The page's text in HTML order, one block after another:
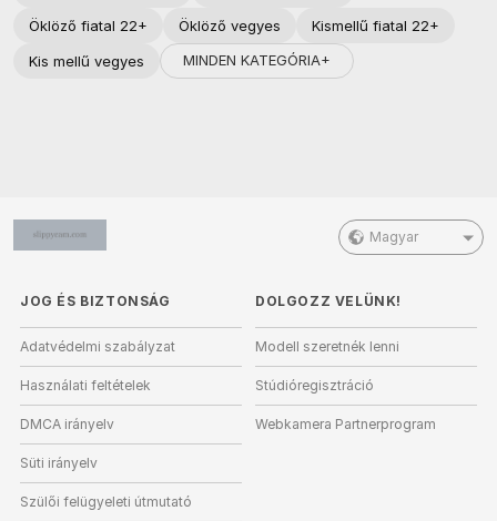
Öklöző fiatal 22+
Öklöző vegyes
Kismellű fiatal 22+
Kis mellű vegyes
MINDEN KATEGÓRIA+
Magyar
JOG ÉS BIZTONSÁG
Adatvédelmi szabályzat
Használati feltételek
DMCA irányelv
Süti irányelv
Szülői felügyeleti útmutató
DOLGOZZ VELÜNK!
Modell szeretnék lenni
Stúdióregisztráció
Webkamera Partnerprogram